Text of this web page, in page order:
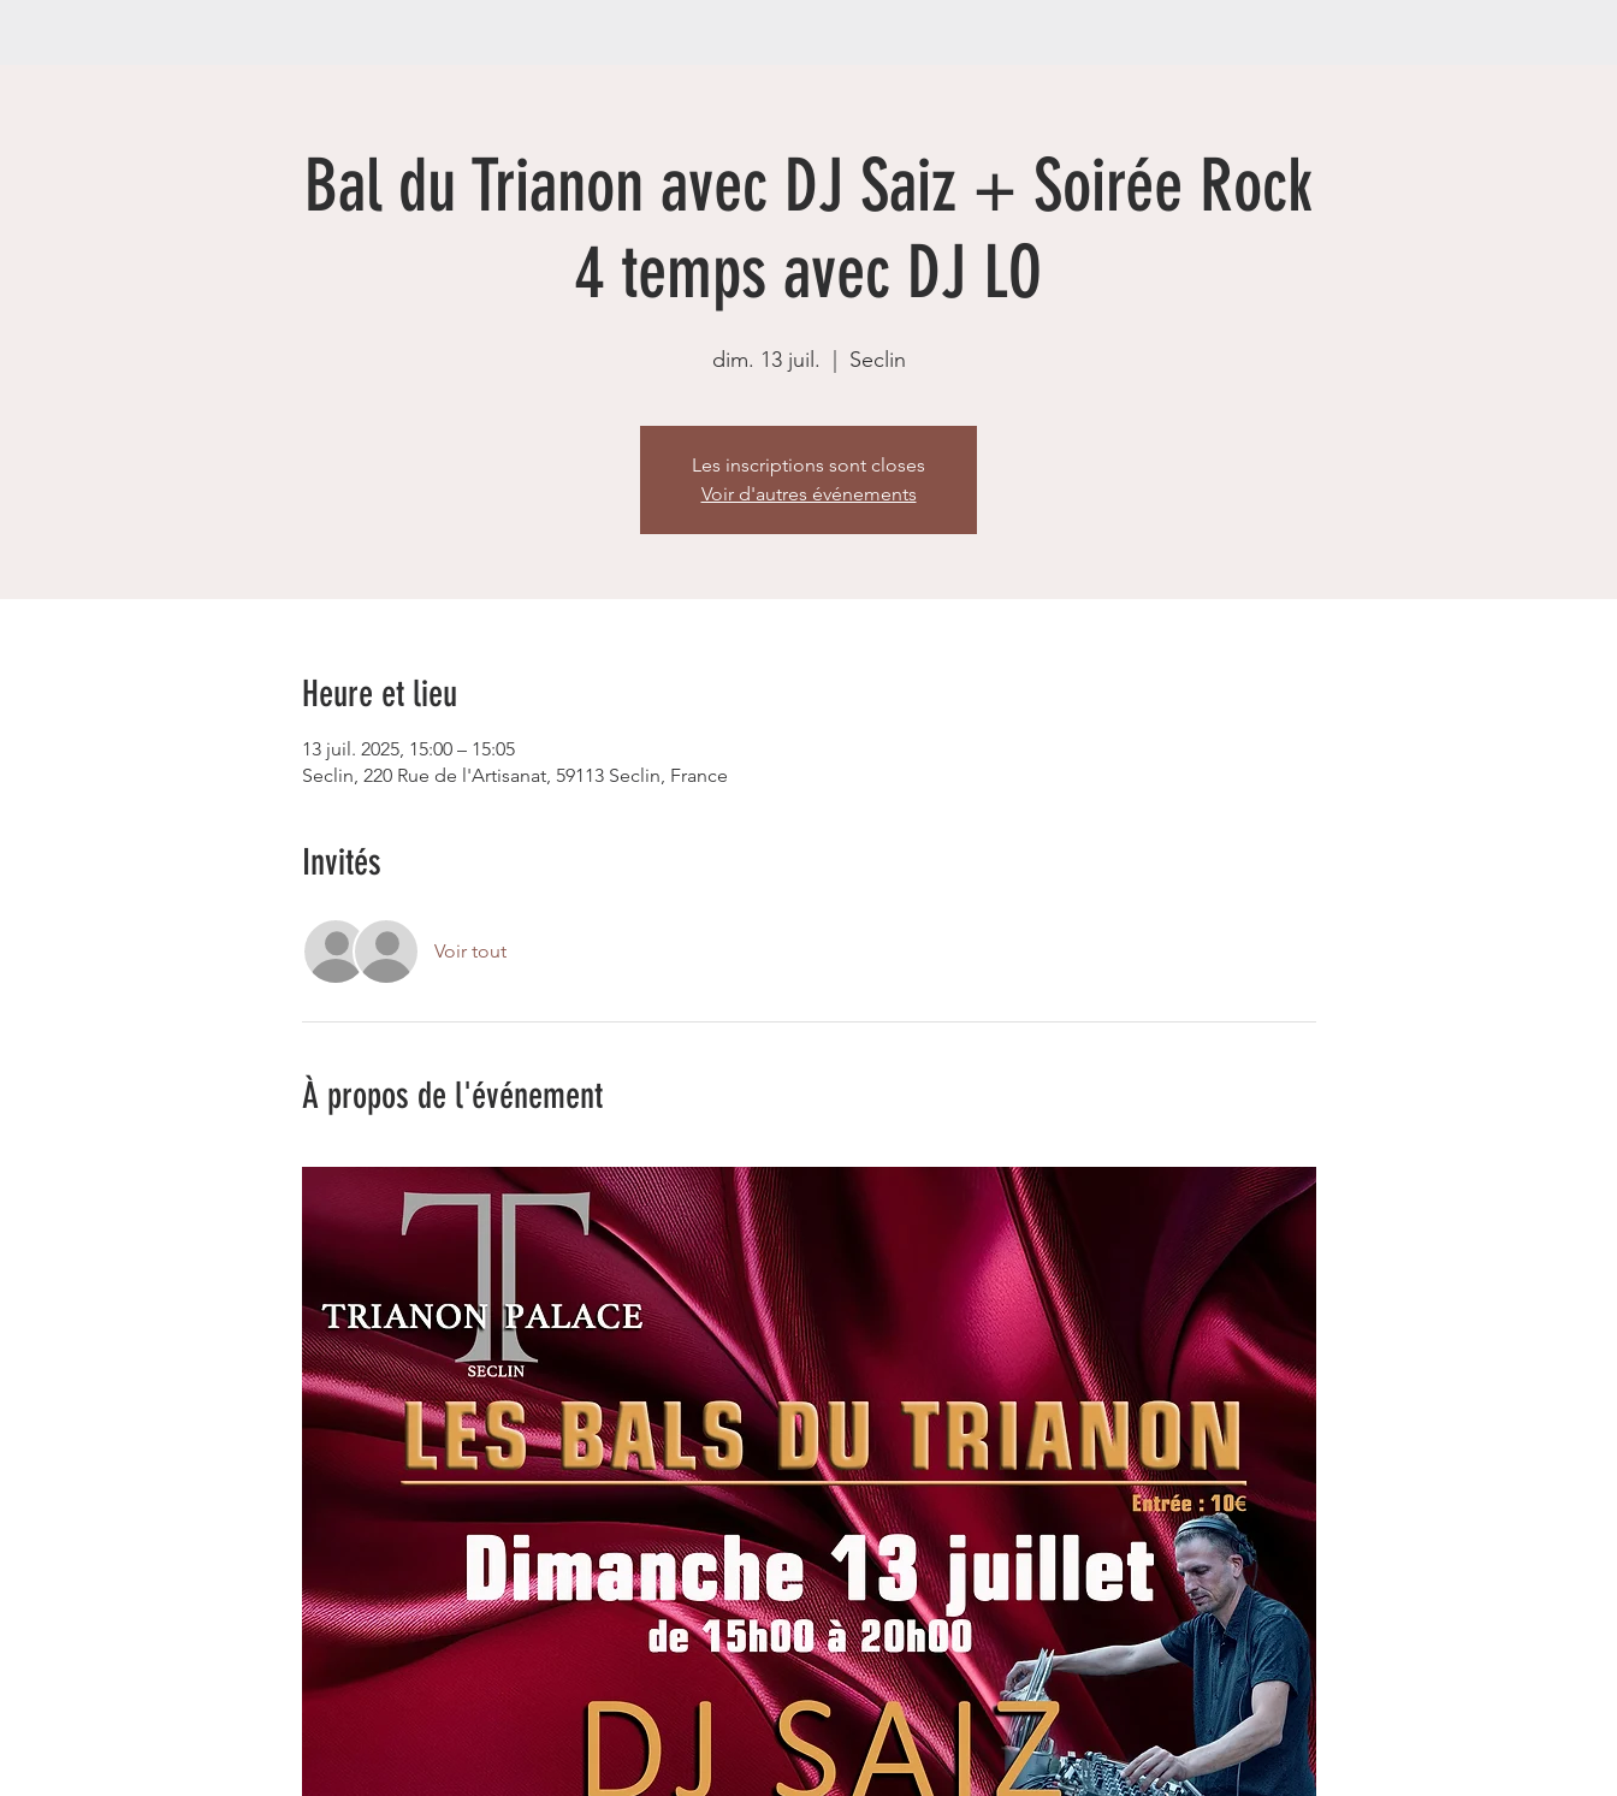
Bal du Trianon avec DJ Saiz + Soirée Rock
4 temps avec DJ LO
dim. 13 juil. Seclin
Les inscriptions sont closes
Voir d'autres événements
Heure et lieu
13 juil. 2025, 15:00 – 15:05
Seclin, 220 Rue de l'Artisanat, 59113 Seclin, France
Invités
Voir tout
À propos de l'événement